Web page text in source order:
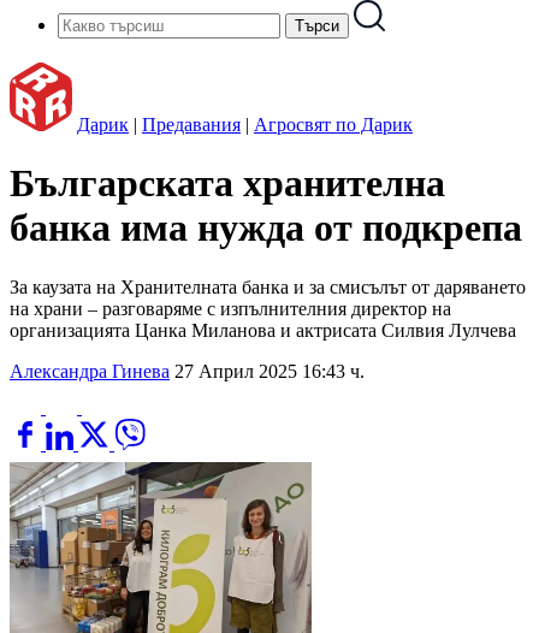
Дарик | Предавания | Агросвят по Дарик
Българската хранителна
банка има нужда от подкрепа
За каузата на Хранителната банка и за смисълът от даряването
на храни – разговаряме с изпълнителния директор на
организацията Цанка Миланова и актрисата Силвия Лулчева
Александра Гинева 27 Април 2025 16:43 ч.